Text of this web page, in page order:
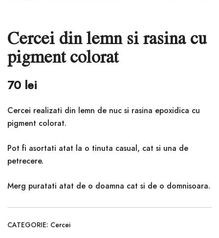
Cercei din lemn si rasina cu
pigment colorat
70 lei
Cercei realizati din lemn de nuc si rasina epoxidica cu
pigment colorat.
Pot fi asortati atat la o tinuta casual, cat si una de
petrecere.
Merg puratati atat de o doamna cat si de o domnisoara.
CATEGORIE: Cercei